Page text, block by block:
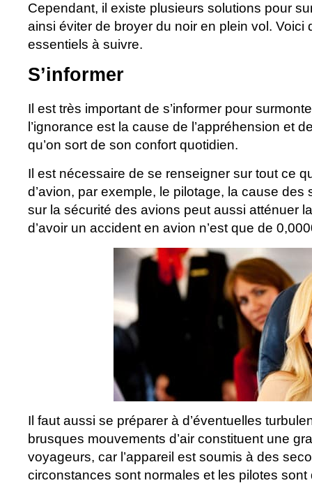
Cependant, il existe plusieurs solutions pour
ainsi éviter de broyer du noir en plein vol.
essentiels à suivre.
S’informer
Il est très important de s’informer pour
l’ignorance est la cause de l’appréhension et
qu’on sort de son confort quotidien.
Il est nécessaire de se renseigner sur tout ce
d’avion, par exemple, le pilotage, la cause
sur la sécurité des avions peut aussi atténuer
d’avoir un accident en avion n’est que de
Il faut aussi se préparer à d’éventuelles
brusques mouvements d’air constituent une
voyageurs, car l’appareil est soumis à des
circonstances sont normales et les pilotes